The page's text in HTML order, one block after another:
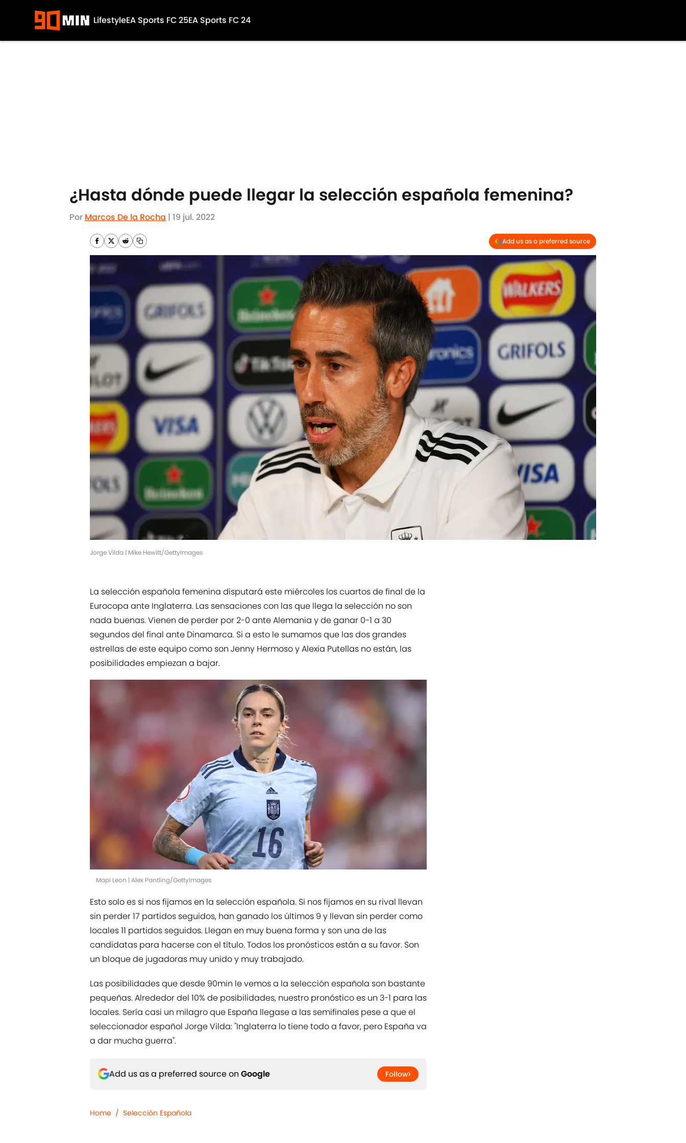
LifestyleEA Sports FC 25EA Sports FC 24
¿Hasta dónde puede llegar la selección española femenina?
Por Marcos De la Rocha | 19 jul. 2022
Add us as a preferred source
Jorge Vilda | Mike Hewitt/GettyImages
La selección española femenina disputará este miércoles los cuartos de final de la
Eurocopa ante Inglaterra. Las sensaciones con las que llega la selección no son
nada buenas. Vienen de perder por 2-0 ante Alemania y de ganar 0-1 a 30
segundos del final ante Dinamarca. Si a esto le sumamos que las dos grandes
estrellas de este equipo como son Jenny Hermoso y Alexia Putellas no están, las
posibilidades empiezan a bajar.
Mapi Leon | Alex Pantling/GettyImages
Esto solo es si nos fijamos en la selección española. Si nos fijamos en su rival llevan
sin perder 17 partidos seguidos, han ganado los últimos 9 y llevan sin perder como
locales 11 partidos seguidos. Llegan en muy buena forma y son una de las
candidatas para hacerse con el título. Todos los pronósticos están a su favor. Son
un bloque de jugadoras muy unido y muy trabajado.
Las posibilidades que desde 90min le vemos a la selección española son bastante
pequeñas. Alrededor del 10% de posibilidades, nuestro pronóstico es un 3-1 para las
locales. Sería casi un milagro que España llegase a las semifinales pese a que el
seleccionador español Jorge Vilda: "Inglaterra lo tiene todo a favor, pero España va
a dar mucha guerra".
Add us as a preferred source on Google Follow
Home / Selección Española